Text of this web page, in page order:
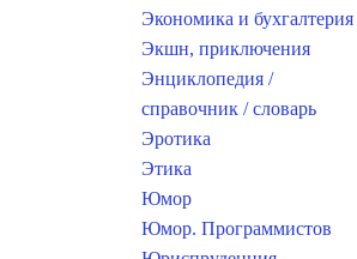
Экономика и бухгалтерия
Экшн, приключения
Энциклопедия /
справочник / словарь
Эротика
Этика
Юмор
Юмор. Программистов